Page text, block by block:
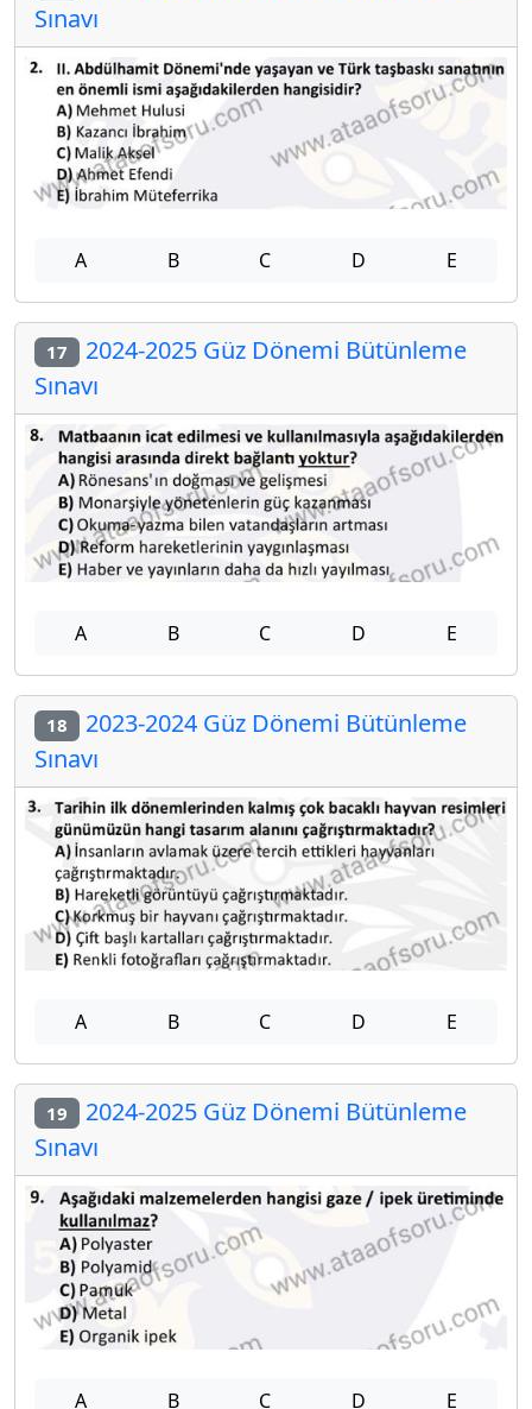
Sınavı
A B C D E
17 2024-2025 Güz Dönemi Bütünleme
Sınavı
A B C D E
18 2023-2024 Güz Dönemi Bütünleme
Sınavı
A B C D E
19 2024-2025 Güz Dönemi Bütünleme
Sınavı
A B C D E